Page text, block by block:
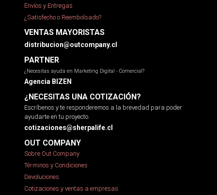
Envíos y Entregas
¿Satisfecho o Reembolsado?
VENTAS MAYORISTAS
distribucion@outcompany.cl
PARTNER
¿Necesitas ayuda en Marketing Digital - Comercial?
Agencia BIZEN
¿NECESITAS UNA COTIZACIÓN?
Escríbenos y te responderemos a la brevedad para poder
ayudarte en tu proyecto.
cotizaciones@sherpalife.cl
OUT COMPANY
Sobre Out Company
Términos y Condiciones
Devoluciones
Cotizaciones y ventas a empresas